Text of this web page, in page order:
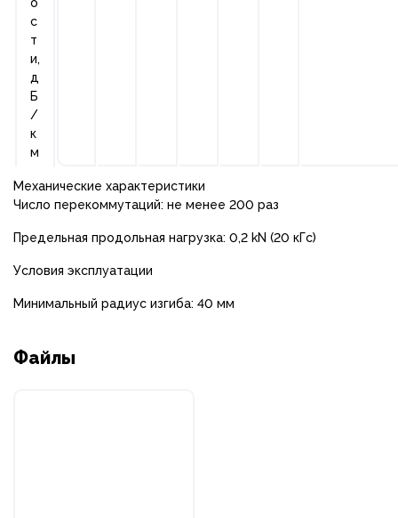
с
т
и,
д
Б
/
к
м
Механические характеристики
Число перекоммутаций: не менее 200 раз
Предельная продольная нагрузка: 0,2 kN (20 кГс)
Условия эксплуатации
Минимальный радиус изгиба: 40 мм
Файлы